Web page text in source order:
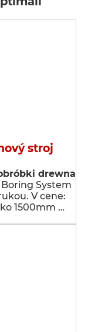
stroj
drewna
System
V cene:
1500mm …